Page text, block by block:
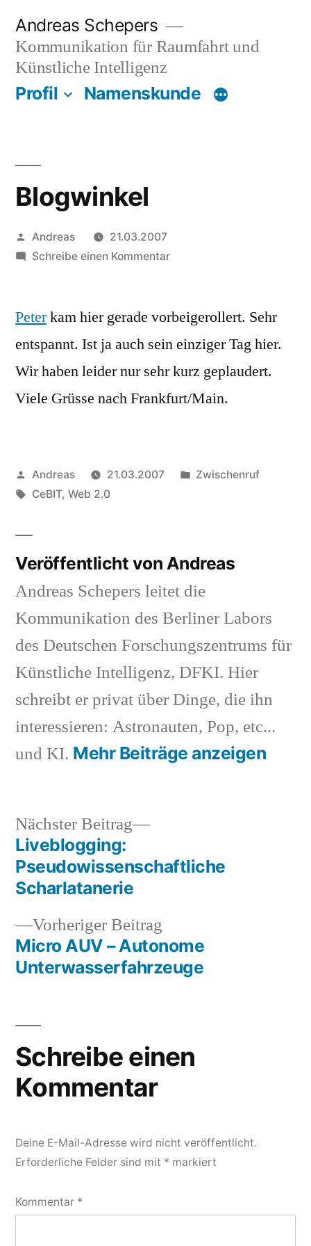
Inhalt
springen
Andreas Schepers
Kommunikation für Raumfahrt und
Künstliche Intelligenz
Profil Namenskunde
Blogwinkel
Veröffentlicht
von
Andreas
21.03.2007
Schreibe einen Kommentarzu
Peterkam hier gerade vorbeigerollert. Sehr
entspannt. Ist ja auch sein einziger Tag hier.
Wir haben leider nur sehr kurz geplaudert.
Viele Grüsse nach Frankfurt/Main.
Veröffentlicht
von
Andreas 21.03.2007
Veröffentlicht
Zwischenruf
Schlagwörter:
CeBIT, Web 2.0
Veröffentlicht von Andreas
Andreas Schepers leitet die
Kommunikation des Berliner Labors
des Deutschen Forschungszentrums für
Künstliche Intelligenz, DFKI. Hier
schreibt er privat über Dinge, die ihn
interessieren: Astronauten, Pop, etc...
und KI. Mehr Beiträge anzeigen
Beitragsnavigation
Vorheriger Beitrag
Beitrag:
Micro AUV – Autonome
Unterwasserfahrzeuge
Nächster Beitrag
Nächster
Liveblogging:
Pseudowissenschaftliche
Scharlatanerie
Schreibe einen
Kommentar
Deine E-Mail-Adresse wird nicht veröffentlicht.
Erforderliche Felder sind mit * markiert
Kommentar *